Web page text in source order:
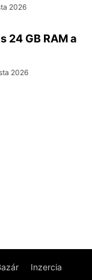
2026
24 GB RAM a
2026
Inzercia